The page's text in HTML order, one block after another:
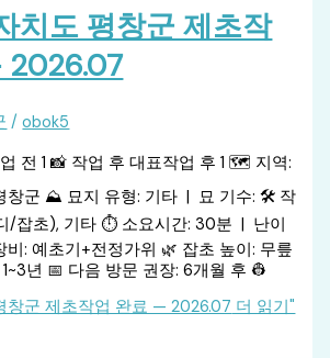
치도 평창군 제초작
2026.07
/obok5
전 1 📸 작업 후 대표작업 후 1 🗺️ 지역:
창군 ⛰️ 묘지 유형: 기타 | 묘 기수: 🛠️ 작
/잡초), 기타 ⏱️ 소요시간: 30분 | 난이
비: 예초기+전정가위 🌿 잡초 높이: 무릎
년 📅 다음 방문 권장: 6개월 후 👷
창군 제초작업 완료 — 2026.07 더 읽기"